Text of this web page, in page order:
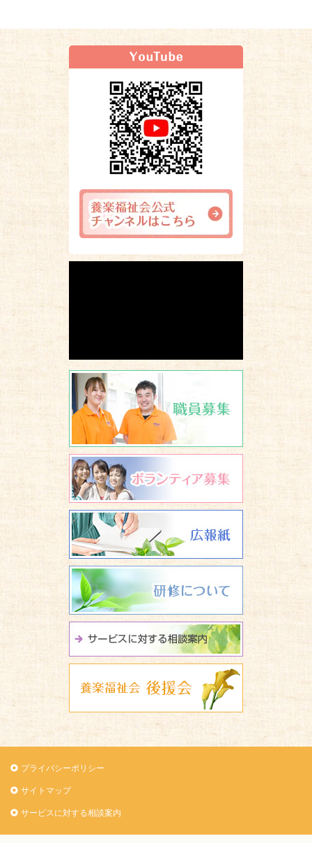
職員募集
広報誌 養楽
研修について
サービスに
プライバシーポリシー
サイトマップ
サービスに対する相談案内